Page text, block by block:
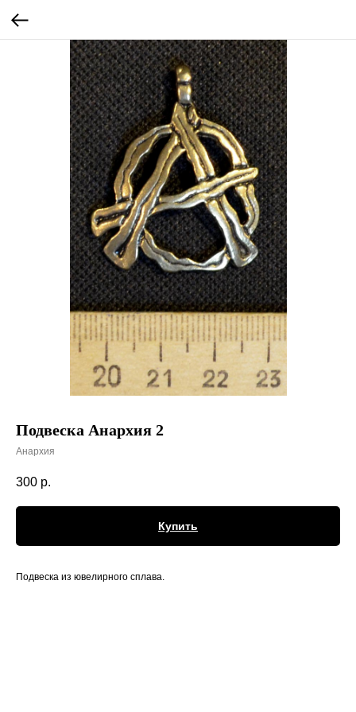
Подвеска Анархия 2
Анархия
300 р.
Купить
Подвеска из ювелирного сплава.